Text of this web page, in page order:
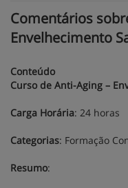
Comentários
Envelhecimento
Conteúdo
Curso de Anti-Aging –
Carga Horária: 24 horas
Categorias: Formação
Resumo: